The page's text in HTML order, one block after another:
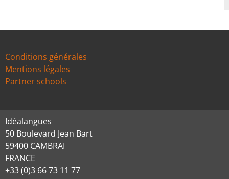
Conditions générales
Mentions légales
Partner schools
Idéalangues
50 Boulevard Jean Bart
59400 CAMBRAI
FRANCE
+33 (0)3 66 73 11 77